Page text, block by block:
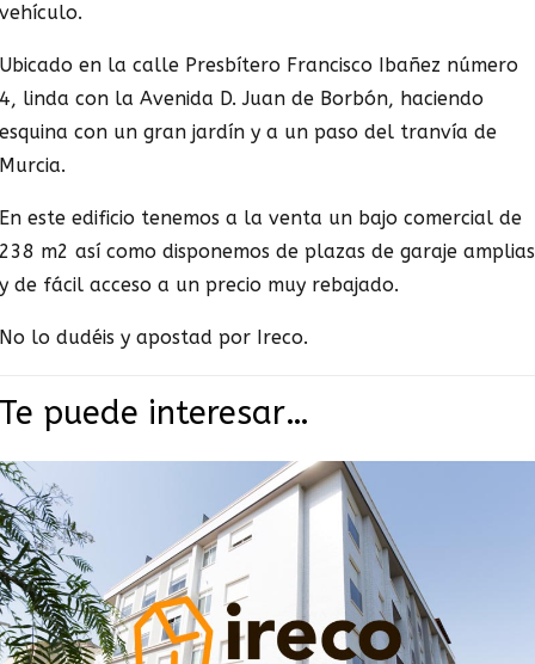
vehículo.
Ubicado en la calle Presbítero Francisco Ibañez número
4, linda con la Avenida D. Juan de Borbón, haciendo
esquina con un gran jardín y a un paso del tranvía de
Murcia.
En este edificio tenemos a la venta un bajo comercial de
238 m2 así como disponemos de plazas de garaje amplias
y de fácil acceso a un precio muy rebajado.
No lo dudéis y apostad por Ireco.
Te puede interesar…